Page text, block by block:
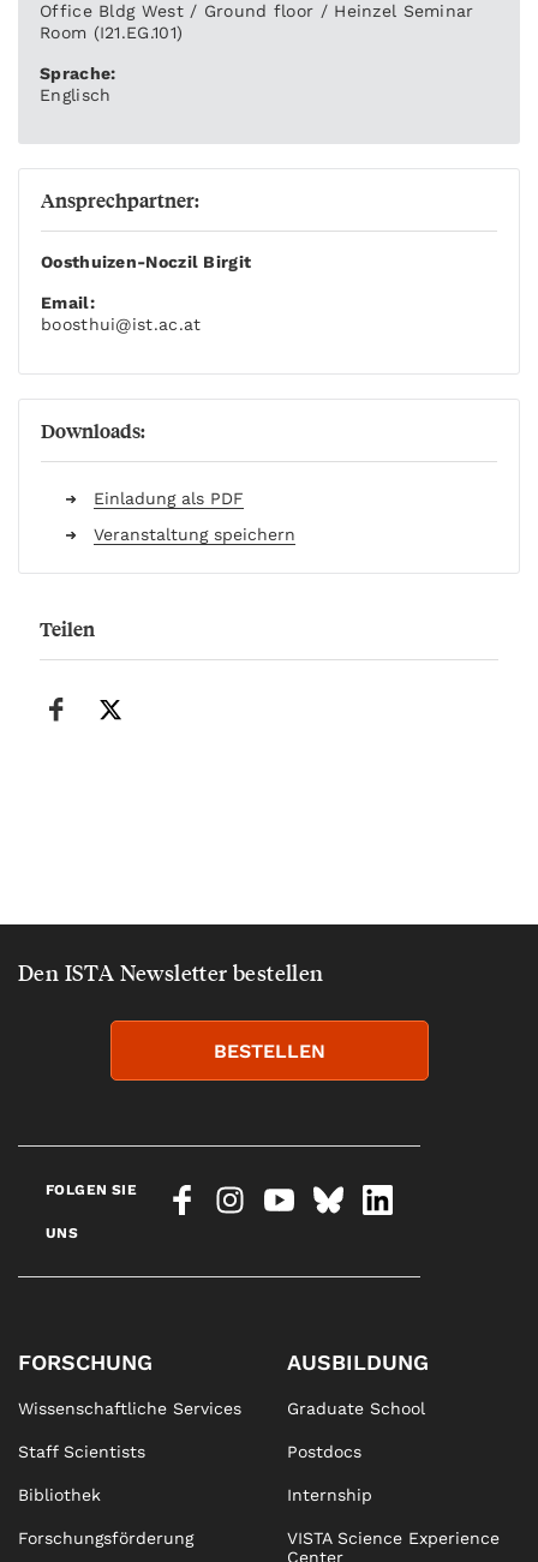
Office Bldg West / Ground floor / Heinzel Seminar
Room (I21.EG.101)
Sprache:
Englisch
Ansprechpartner:
Oosthuizen-Noczil Birgit
Email:
boosthui@ist.ac.at
Downloads:
Einladung als PDF
Veranstaltung speichern
Teilen
Den ISTA Newsletter bestellen
BESTELLEN
FOLGEN SIE
UNS
FORSCHUNG
Wissenschaftliche Services
Staff Scientists
Bibliothek
Forschungsförderung
AUSBILDUNG
Graduate School
Postdocs
Internship
VISTA Science Experience
Center